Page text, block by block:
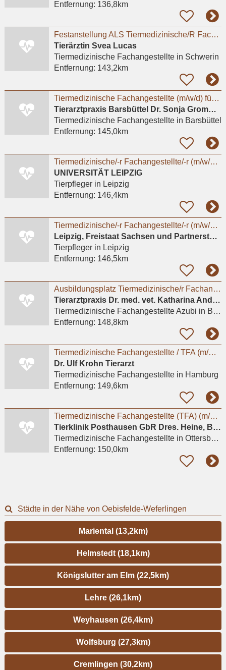
Entfernung: 136,8km
Festanstellung ALS Tiermedizinische/R Fachangestellte/R
Tierärztin Svea Lucas
Tiermedizinische Fachangestelltein Schwerin
Entfernung: 143,2km
Tiermedizinische Fachangestellte (m/w/d) für Kleintierpraxis
Tierarztpraxis Barsbüttel Dr. Sonja Grommel
Tiermedizinische Fachangestelltein Barsbüttel
Entfernung: 145,0km
Tiermedizinische/-r Fachangestellte/-r (m/w/d/x) oder Tierpfleger/-in (m/w/d/x) für den Bereich
UNIVERSITÄT LEIPZIG
Tierpflegerin Leipzig
Entfernung: 146,4km
Tiermedizinische/-r Fachangestellte/-r (m/w/d/x) oder Tierpfleger/in (m/w/d/x) für den Bereich
Leipzig, Freistaat Sachsen und Partnerstädte GmbH
Tierpflegerin Leipzig
Entfernung: 146,5km
Ausbildungsplatz Tiermedizinische/r Fachangestellte/r gesucht?
Tierarztpraxis Dr. med. vet. Katharina Andreas
Tiermedizinische Fachangestellte Azubi in Berlin
Entfernung: 148,8km
Tiermedizinische Fachangestellte / TFA (m/w/d) – Moderne Kleintierpraxis in Hamburg
Dr. Ulf Krohn Tierarzt
Tiermedizinische Fachangestelltein Hamburg
Entfernung: 149,6km
Tiermedizinische Fachangestellte (TFA) (m/w/d) - Schwerpunkt OPV und OP
Tierklinik Posthausen GbR Dres. Heine, Bonin und Neumann
Tiermedizinische Fachangestelltein Ottersberg, Wümmingen
Entfernung: 150,0km
Städte in der Nähe von Oebisfelde-Weferlingen
Mariental (13,2km)
Helmstedt (18,1km)
Königslutter am Elm (22,5km)
Lehre (26,1km)
Weyhausen (26,4km)
Wolfsburg (27,3km)
Cremlingen (30,2km)